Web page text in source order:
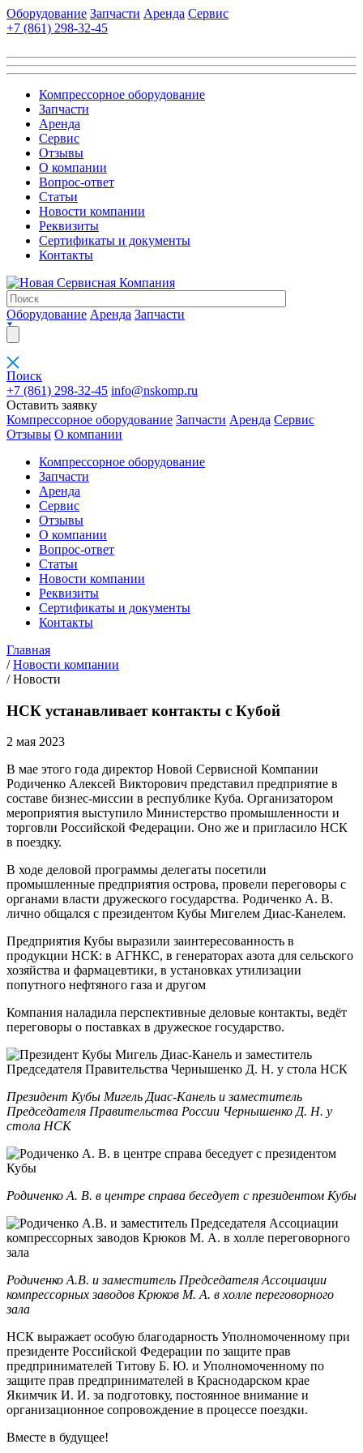
Оборудование Запчасти Аренда Сервис
+7 (861) 298-32-45
Компрессорное оборудование
Запчасти
Аренда
Сервис
Отзывы
О компании
Вопрос-ответ
Статьи
Новости компании
Реквизиты
Сертификаты и документы
Контакты
Оборудование Аренда Запчасти
Поиск
+7 (861) 298-32-45 info@nskomp.ru
Оставить заявку
Компрессорное оборудование Запчасти Аренда Сервис
Отзывы О компании
Компрессорное оборудование
Запчасти
Аренда
Сервис
Отзывы
О компании
Вопрос-ответ
Статьи
Новости компании
Реквизиты
Сертификаты и документы
Контакты
Главная
/Новости компании
/Новости
НСК устанавливает контакты с Кубой
2 мая 2023
В мае этого года директор Новой Сервисной Компании
Родиченко Алексей Викторович представил предприятие в
составе бизнес-миссии в республике Куба. Организатором
мероприятия выступило Министерство промышленности и
торговли Российской Федерации. Оно же и пригласило НСК
в поездку.
В ходе деловой программы делегаты посетили
промышленные предприятия острова, провели переговоры с
органами власти дружеского государства. Родиченко А. В.
лично общался с президентом Кубы Мигелем Диас-Канелем.
Предприятия Кубы выразили заинтересованность в
продукции НСК: в АГНКС, в генераторах азота для сельского
хозяйства и фармацевтики, в установках утилизации
попутного нефтяного газа и другом
Компания наладила перспективные деловые контакты, ведёт
переговоры о поставках в дружеское государство.
Президент Кубы Мигель Диас-Канель и заместитель
Председателя Правительства России Чернышенко Д. Н. у
стола НСК
Родиченко А. В. в центре справа беседует с президентом Кубы
Родиченко А.В. и заместитель Председателя Ассоциации
компрессорных заводов Крюков М. А. в холле переговорного
зала
НСК выражает особую благодарность Уполномоченному при
президенте Российской Федерации по защите прав
предпринимателей Титову Б. Ю. и Уполномоченному по
защите прав предпринимателей в Краснодарском крае
Якимчик И. И. за подготовку, постоянное внимание и
организационное сопровождение в процессе поездки.
Вместе в будущее!